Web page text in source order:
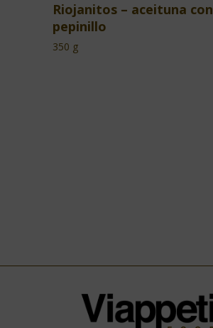
Riojanitos – aceituna con
pepinillo
350 g